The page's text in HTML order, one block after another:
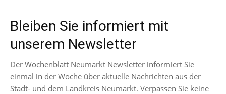
Bleiben Sie informiert mit
unserem Newsletter
Der Wochenblatt Neumarkt Newsletter informiert Sie
einmal in der Woche über aktuelle Nachrichten aus der
Stadt- und dem Landkreis Neumarkt. Verpassen Sie keine